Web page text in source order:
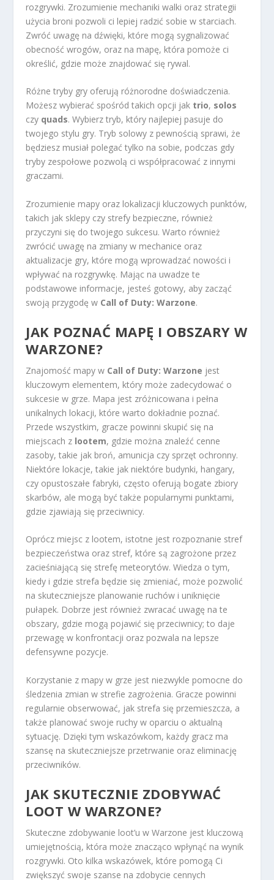
rozgrywki. Zrozumienie mechaniki walki oraz strategii
użycia broni pozwoli ci lepiej radzić sobie w starciach.
Zwróć uwagę na dźwięki, które mogą sygnalizować
obecność wrogów, oraz na mapę, która pomoże ci
określić, gdzie może znajdować się rywal.
Różne tryby gry oferują różnorodne doświadczenia.
Możesz wybierać spośród takich opcji jak trio, solos
czy quads. Wybierz tryb, który najlepiej pasuje do
twojego stylu gry. Tryb solowy z pewnością sprawi, że
będziesz musiał polegać tylko na sobie, podczas gdy
tryby zespołowe pozwolą ci współpracować z innymi
graczami.
Zrozumienie mapy oraz lokalizacji kluczowych punktów,
takich jak sklepy czy strefy bezpieczne, również
przyczyni się do twojego sukcesu. Warto również
zwrócić uwagę na zmiany w mechanice oraz
aktualizacje gry, które mogą wprowadzać nowości i
wpływać na rozgrywkę. Mając na uwadze te
podstawowe informacje, jesteś gotowy, aby zacząć
swoją przygodę w Call of Duty: Warzone.
JAK POZNAĆ MAPĘ I OBSZARY W
WARZONE?
Znajomość mapy w Call of Duty: Warzone jest
kluczowym elementem, który może zadecydować o
sukcesie w grze. Mapa jest zróżnicowana i pełna
unikalnych lokacji, które warto dokładnie poznać.
Przede wszystkim, gracze powinni skupić się na
miejscach z lootem, gdzie można znaleźć cenne
zasoby, takie jak broń, amunicja czy sprzęt ochronny.
Niektóre lokacje, takie jak niektóre budynki, hangary,
czy opustoszałe fabryki, często oferują bogate zbiory
skarbów, ale mogą być także popularnymi punktami,
gdzie zjawiają się przeciwnicy.
Oprócz miejsc z lootem, istotne jest rozpoznanie stref
bezpieczeństwa oraz stref, które są zagrożone przez
zacieśniającą się strefę meteorytów. Wiedza o tym,
kiedy i gdzie strefa będzie się zmieniać, może pozwolić
na skuteczniejsze planowanie ruchów i uniknięcie
pułapek. Dobrze jest również zwracać uwagę na te
obszary, gdzie mogą pojawić się przeciwnicy; to daje
przewagę w konfrontacji oraz pozwala na lepsze
defensywne pozycje.
Korzystanie z mapy w grze jest niezwykle pomocne do
śledzenia zmian w strefie zagrożenia. Gracze powinni
regularnie obserwować, jak strefa się przemieszcza, a
także planować swoje ruchy w oparciu o aktualną
sytuację. Dzięki tym wskazówkom, każdy gracz ma
szansę na skuteczniejsze przetrwanie oraz eliminację
przeciwników.
JAK SKUTECZNIE ZDOBYWAĆ
LOOT W WARZONE?
Skuteczne zdobywanie loot’u w Warzone jest kluczową
umiejętnością, która może znacząco wpłynąć na wynik
rozgrywki. Oto kilka wskazówek, które pomogą Ci
zwiększyć swoje szanse na zdobycie cennych